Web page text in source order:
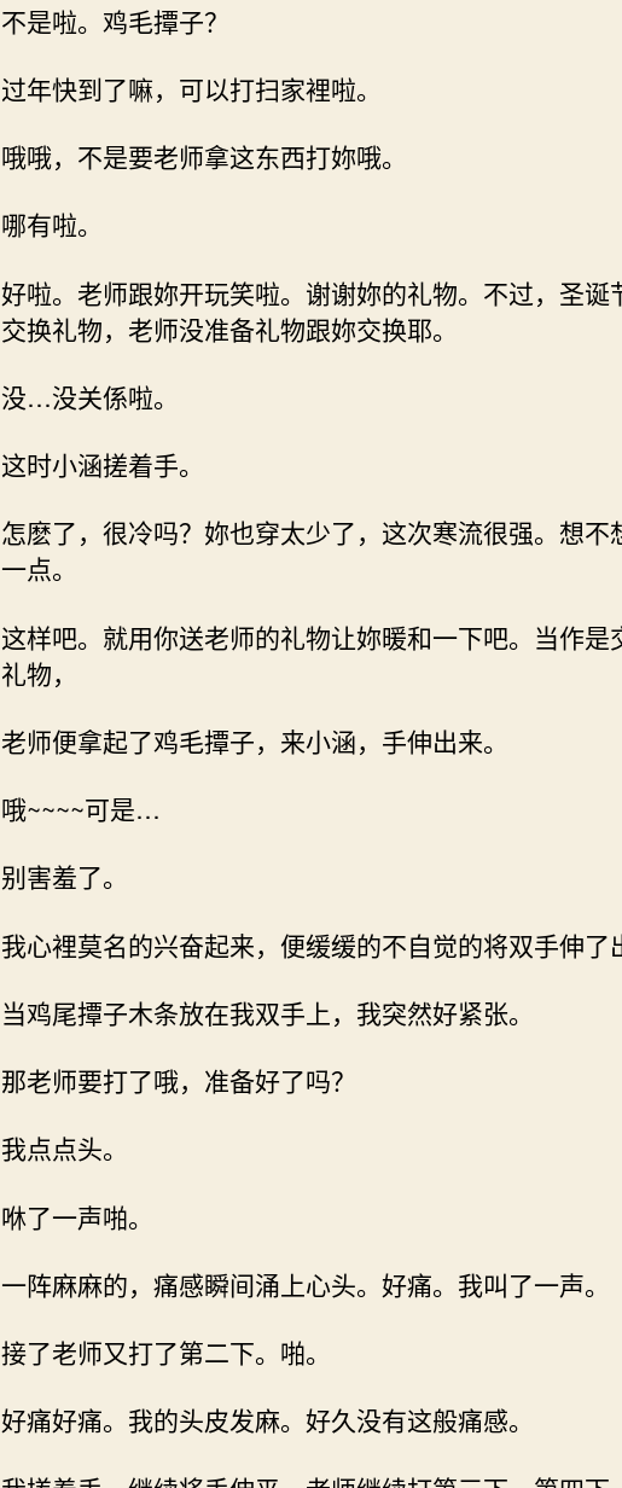
不是啦。鸡毛撢子？
过年快到了嘛，可以打扫家裡啦。
哦哦，不是要老师拿这东西打妳哦。
哪有啦。
好啦。老师跟妳开玩笑啦。谢谢妳的礼物。不过，圣诞
交换礼物，老师没准备礼物跟妳交换耶。
没…没关係啦。
这时小涵搓着手。
怎麽了，很冷吗？妳也穿太少了，这次寒流很强。想不
一点。
这样吧。就用你送老师的礼物让妳暖和一下吧。当作是
礼物，
老师便拿起了鸡毛撢子，来小涵，手伸出来。
哦~~~~可是…
别害羞了。
我心裡莫名的兴奋起来，便缓缓的不自觉的将双手伸了
当鸡尾撢子木条放在我双手上，我突然好紧张。
那老师要打了哦，准备好了吗？
我点点头。
咻了一声啪。
一阵麻麻的，痛感瞬间涌上心头。好痛。我叫了一声。
接了老师又打了第二下。啪。
好痛好痛。我的头皮发麻。好久没有这般痛感。